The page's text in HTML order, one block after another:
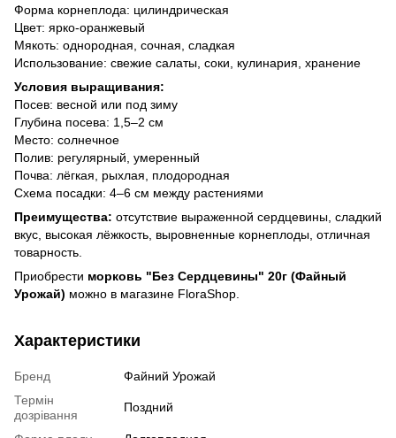
Форма корнеплода: цилиндрическая
Цвет: ярко-оранжевый
Мякоть: однородная, сочная, сладкая
Использование: свежие салаты, соки, кулинария, хранение
Условия выращивания:
Посев: весной или под зиму
Глубина посева: 1,5–2 см
Место: солнечное
Полив: регулярный, умеренный
Почва: лёгкая, рыхлая, плодородная
Схема посадки: 4–6 см между растениями
Преимущества: отсутствие выраженной сердцевины, сладкий
вкус, высокая лёжкость, выровненные корнеплоды, отличная
товарность.
Приобрести морковь "Без Сердцевины" 20г (Файный
Урожай) можно в магазине FloraShop.
Характеристики
Бренд
Файний Урожай
Термін
дозрівання
Поздний